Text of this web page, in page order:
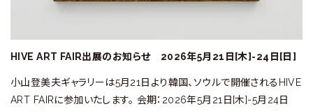
HIVE ART FAIR出展のお知らせ 2026年5月21日[木]-24日[日]
小山登美夫ギャラリーは5月21日より韓国、ソウルで開催されるHIVE
ART FAIRに参加いたします。 会期：2026年5月21日[木]-5月24日